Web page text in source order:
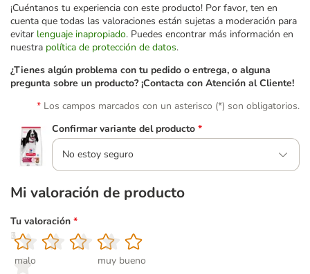
¡Cuéntanos tu experiencia con este producto! Por favor, ten en
cuenta que todas las valoraciones están sujetas a moderación para
evitar lenguaje inapropiado. Puedes encontrar más información en
nuestra política de protección de datos.
¿Tienes algún problema con tu pedido o entrega, o alguna
pregunta sobre un producto? ¡Contacta con Atención al Cliente!
Los campos marcados con un asterisco (*) son obligatorios.
Confirmar variante del producto *
No estoy seguro
Mi valoración de producto
Tu valoración *
1
malo
2
3
4
5
muy bueno